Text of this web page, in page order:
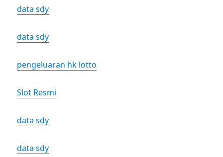
data sdy
data sdy
pengeluaran hk lotto
Slot Resmi
data sdy
data sdy